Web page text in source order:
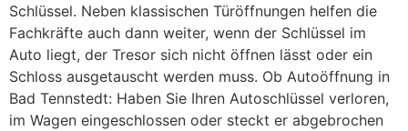
Schlüssel. Neben klassischen Türöffnungen helfen die
Fachkräfte auch dann weiter, wenn der Schlüssel im
Auto liegt, der Tresor sich nicht öffnen lässt oder ein
Schloss ausgetauscht werden muss. Ob Autoöffnung in
Bad Tennstedt: Haben Sie Ihren Autoschlüssel verloren,
im Wagen eingeschlossen oder steckt er abgebrochen